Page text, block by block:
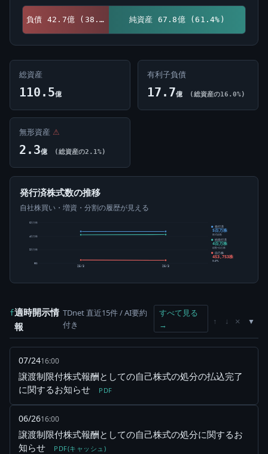
負債 42.7億 (38.6%) 純資産 67.8億 (61.4%)
総資産
110.5億
有利子負債
17.7億 (総資産の16.0%)
無形資産 ⚠
2.3億 (総資産の2.1%)
発行済株式数の推移
自社株買い・増資・分割の履歴が見える
0株
2百万株
4百万株
6百万株
25/3 26/3
発行済
5百万株
株式総数
純発行済
4百万株
総数-自己株
自己株
453,753株
9.67%
f適時開示情
報
TDnet 直近15件 / AI要約
付き
すべて見る
→
↑ ↓ ×
07/2416:00
譲渡制限付株式報酬としての自己株式の処分の払込完了
に関するお知らせ
PDF
06/2616:00
譲渡制限付株式報酬としての自己株式の処分に関するお
知らせ
PDF(キャッシュ)